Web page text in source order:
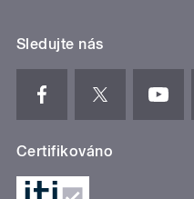
Sledujte nás
Certifikováno